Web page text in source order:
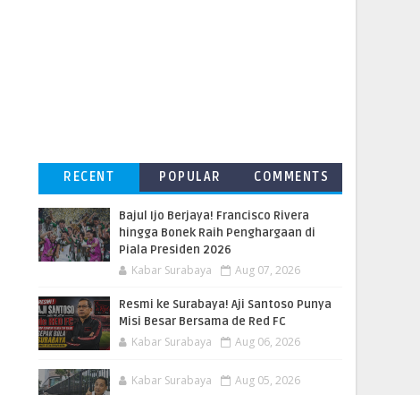
RECENT POPULAR COMMENTS
Bajul Ijo Berjaya! Francisco Rivera
hingga Bonek Raih Penghargaan di
Piala Presiden 2026
Kabar Surabaya Aug 07, 2026
Resmi ke Surabaya! Aji Santoso Punya
Misi Besar Bersama de Red FC
Kabar Surabaya Aug 06, 2026
Kabar Surabaya Aug 05, 2026